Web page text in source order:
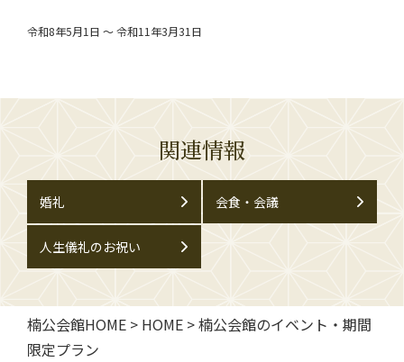
令和8年5月1日 ～ 令和11年3月31日
関連情報
婚礼 会食・会議
人生儀礼のお祝い
楠公会館HOME > HOME >楠公会館のイベント・期間
限定プラン